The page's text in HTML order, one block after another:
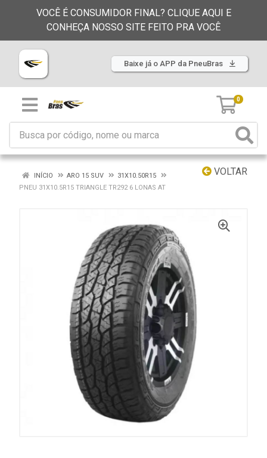
VOCÊ É CONSUMIDOR FINAL? CLIQUE AQUI E
CONHEÇA NOSSO SITE FEITO PRA VOCÊ
Baixe já o APP da PneuBras
0
VOLTAR
INÍCIO ARO 15 SUV
31X10.50R15
PNEU 31X10.5R15 TRIANGLE TR292 6 LONAS AT